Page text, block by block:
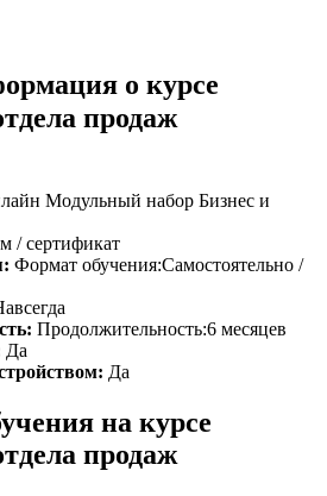
о курсе
продаж
Модульный набор Бизнес и
/ сертификат
Формат обучения:Самостоятельно /
Продолжительность:6 месяцев
Да
Да
на курсе
продаж